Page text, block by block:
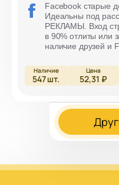
Facebook старые
Идеальны под
РЕКЛАМЫ. Вход
в 90% отлиты или
наличие друзей и
547шт. 52,31 ₽